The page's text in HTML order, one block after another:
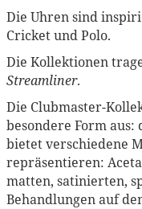
Die Uhren sind
Cricket und Polo.
Die Kollektionen
Streamliner.
Die Clubmaster-
besondere Form
bietet verschiedene
repräsentieren:
matten, satinierten,
Behandlungen auf